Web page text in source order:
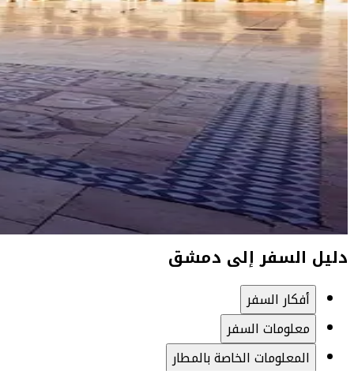
دليل السفر إلى دمشق
أفكار السفر
معلومات السفر
المعلومات الخاصة بالمطار